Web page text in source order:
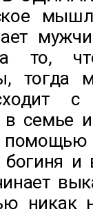
то,
тогда
семье
и
никак